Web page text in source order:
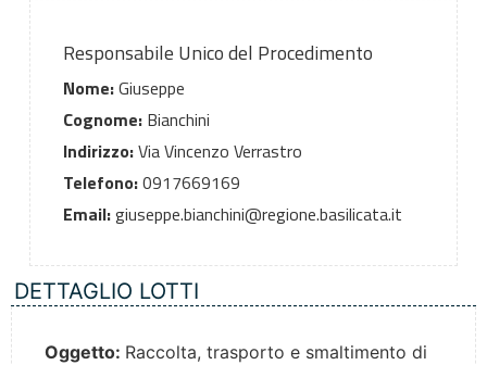
Responsabile Unico del Procedimento
Nome:Giuseppe
Cognome:Bianchini
Indirizzo:Via Vincenzo Verrastro
Telefono:0917669169
Email:giuseppe.bianchini@regione.basilicata.it
DETTAGLIO LOTTI
Oggetto: Raccolta, trasporto e smaltimento di